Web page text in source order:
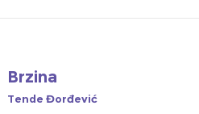
Brzina
Tende Đorđević